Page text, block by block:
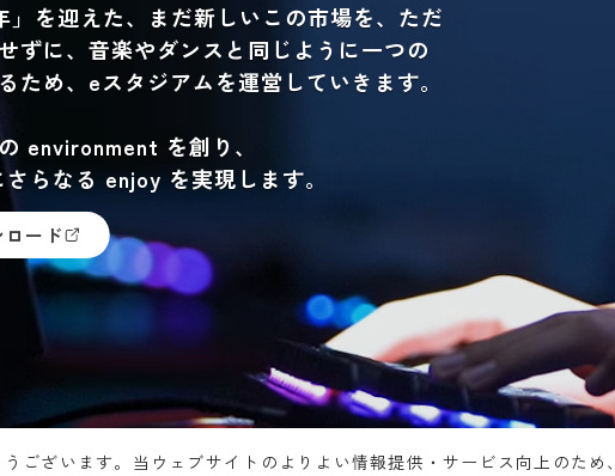
」を迎えた、まだ新しいこの市場を、ただ
ずに、音楽やダンスと同じように一つの
ため、eスタジアムを運営していきます。
environment を創り、
らなる enjoy を実現します。
ード
ございます。当ウェブサイトのよりよい情報提供・サービス向上のため、